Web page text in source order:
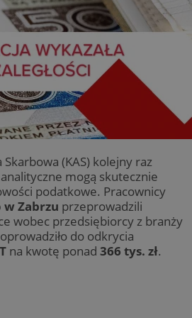
(KAS) kolejny raz
mogą skutecznie
podatkowe. Pracownicy
w Zabrzu przeprowadzili
wobec przedsiębiorcy z branży
do odkrycia
na kwotę ponad 366 tys. zł.